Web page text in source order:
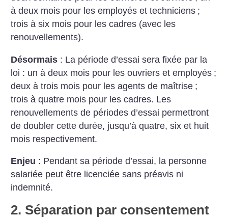
à deux mois pour les employés et techniciens ;
trois à six mois pour les cadres (avec les
renouvellements).
Désormais : La période d’essai sera fixée par la
loi : un à deux mois pour les ouvriers et employés ;
deux à trois mois pour les agents de maîtrise ;
trois à quatre mois pour les cadres. Les
renouvellements de périodes d’essai permettront
de doubler cette durée, jusqu’à quatre, six et huit
mois respectivement.
Enjeu : Pendant sa période d’essai, la personne
salariée peut être licenciée sans préavis ni
indemnité.
2. Séparation par consentement